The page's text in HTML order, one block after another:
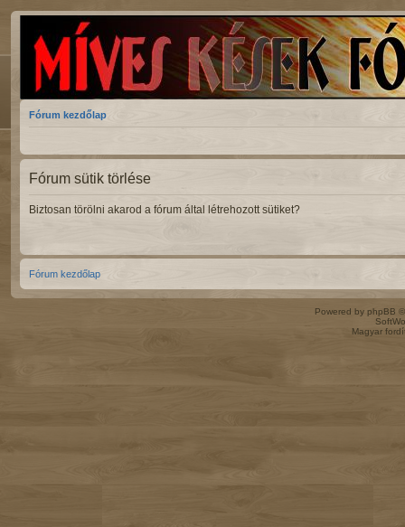
Fórum kezdőlap
Fórum sütik törlése
Biztosan törölni akarod a fórum által létrehozott sütiket?
Fórum kezdőlap
Powered by phpBB
Magyar